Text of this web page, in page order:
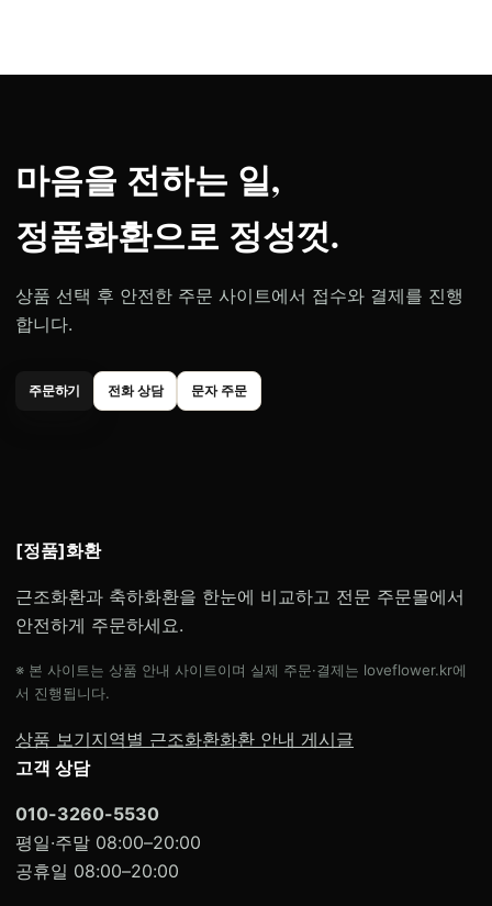
마음을 전하는 일,
정품화환으로 정성껏.
상품 선택 후 안전한 주문 사이트에서 접수와 결제를 진행
합니다.
주문하기 전화 상담 문자 주문
[정품]화환
근조화환과 축하화환을 한눈에 비교하고 전문 주문몰에서
안전하게 주문하세요.
※ 본 사이트는 상품 안내 사이트이며 실제 주문·결제는 loveflower.kr에
서 진행됩니다.
상품 보기지역별 근조화환화환 안내 게시글
고객 상담
010-3260-5530
평일·주말 08:00–20:00
공휴일 08:00–20:00